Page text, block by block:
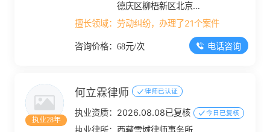
德庆区柳梧新区北京大
道双创广场4栋15楼
擅长领域：劳动纠纷，办理了21个案件
咨询价格：68元/次 电话咨询
执业28年
何立霖律师 律师已认证
执业资质： 2026.08.08已复核 今日已复核
执业律所：西藏雪域律师事务所